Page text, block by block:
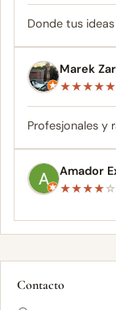
Donde tus
Marek
★★★★★
Profesjonales y
Amador
★★★★☆
Contacto